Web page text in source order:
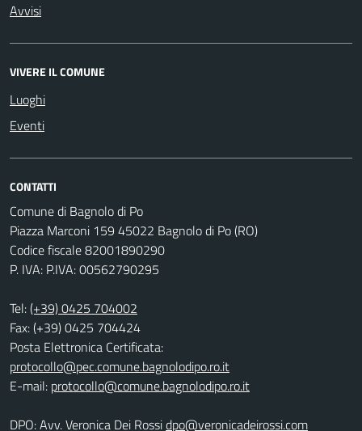
Avvisi
VIVERE IL COMUNE
Luoghi
Eventi
CONTATTI
Comune di Bagnolo di Po
Piazza Marconi 159 45022 Bagnolo di Po (RO)
Codice fiscale 82001890290
P. IVA: P.IVA: 00562790295
Tel:(+39) 0425 704002
Fax: (+39) 0425 704424
Posta Elettronica Certificata:
protocollo@pec.comune.bagnolodipo.ro.it
E-mail: protocollo@comune.bagnolodipo.ro.it
DPO: Avv. Veronica Dei Rossidpo@veronicadeirossi.com